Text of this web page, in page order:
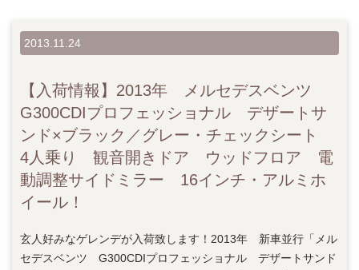
2013.11.24
【入荷情報】2013年 メルセデスベンツ
G300CDIプロフェッショナル デザートサ
ンド×ブラック／グレー・チェックシート
4人乗り 観音開きドア ウッドフロア 電
動調整サイドミラー 16インチ・アルミホ
イール！
玄人好みなゲレンデが入荷致します！2013年 新車並行「メル
セデスベンツ G300CDIプロフェッショナル デザートサンド